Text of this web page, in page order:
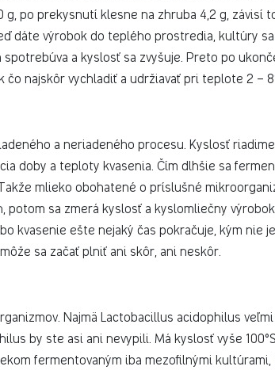
g, po prekysnutí klesne na zhruba 4,2 g, závisí
dáte výrobok do teplého prostredia, kultúry
a kyslosť sa zvyšuje. Preto po
najskôr vychladiť a udržiavať pri teplote 2 –
a neriadeného procesu. Kyslosť
doby a teploty kvasenia. Čím dlhšie sa
mlieko obohatené o príslušné
potom sa zmerá kyslosť a kyslomliečny
kvasenie ešte nejaký čas pokračuje, kým nie
sa začať plniť ani skôr, ani neskôr.
Najmä Lactobacillus acidophilus
by ste asi ani nevypili. Má kyslosť vyše
fermentovaným iba mezofilnými kultúrami,